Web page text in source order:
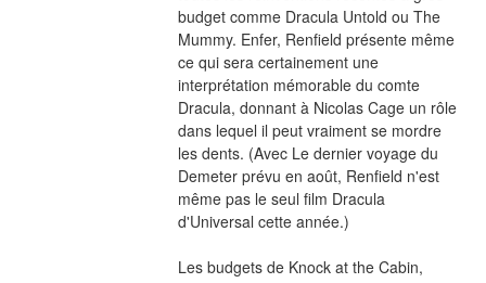
budget comme Dracula Untold ou The
Mummy. Enfer, Renfield présente même
ce qui sera certainement une
interprétation mémorable du comte
Dracula, donnant à Nicolas Cage un rôle
dans lequel il peut vraiment se mordre
les dents. (Avec Le dernier voyage du
Demeter prévu en août, Renfield n'est
même pas le seul film Dracula
d'Universal cette année.)
Les budgets de Knock at the Cabin,